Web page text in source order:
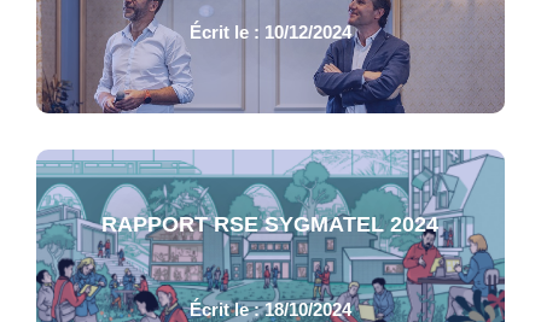
Écrit le : 10/12/2024
RAPPORT RSE SYGMATEL 2024
Écrit le : 18/10/2024